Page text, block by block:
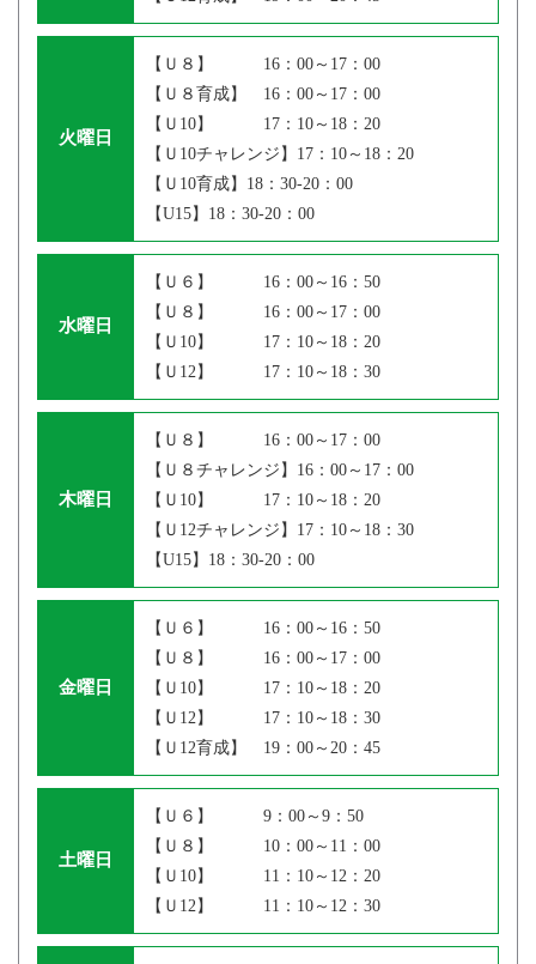
火曜日
【Ｕ８】 16：00～17：00
【Ｕ８育成】 16：00～17：00
【Ｕ10】 17：10～18：20
【Ｕ10チャレンジ】17：10～18：20
【Ｕ10育成】18：30‐20：00
【U15】18：30‐20：00
水曜日
【Ｕ６】 16：00～16：50
【Ｕ８】 16：00～17：00
【Ｕ10】 17：10～18：20
【Ｕ12】 17：10～18：30
木曜日
【Ｕ８】 16：00～17：00
【Ｕ８チャレンジ】16：00～17：00
【Ｕ10】 17：10～18：20
【Ｕ12チャレンジ】17：10～18：30
【U15】18：30‐20：00
金曜日
【Ｕ６】 16：00～16：50
【Ｕ８】 16：00～17：00
【Ｕ10】 17：10～18：20
【Ｕ12】 17：10～18：30
【Ｕ12育成】 19：00～20：45
土曜日
【Ｕ６】 9：00～9：50
【Ｕ８】 10：00～11：00
【Ｕ10】 11：10～12：20
【Ｕ12】 11：10～12：30